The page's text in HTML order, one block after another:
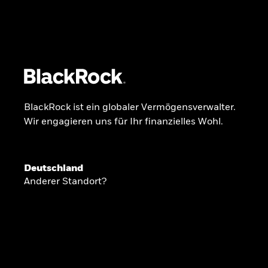
INSIDE THE MARKET
BlackRock ist ein globaler Vermögensverwalter.
Wir engagieren uns für Ihr finanzielles Wohl.
Deutschland
Anderer Standort?